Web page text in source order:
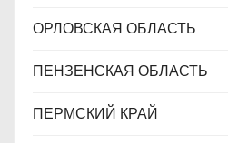
ОРЛОВСКАЯ ОБЛАСТЬ
ПЕНЗЕНСКАЯ ОБЛАСТЬ
ПЕРМСКИЙ КРАЙ